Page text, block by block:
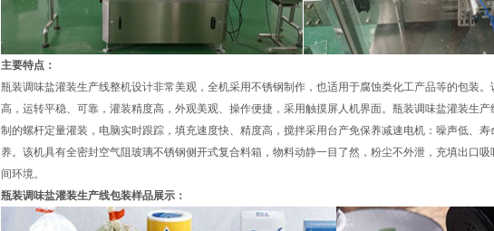
主要特点：
瓶装调味盐灌装生产线整机设计非常美观，全机采用不锈钢制作，也适用于腐蚀类化工产品等的包装。
高，运转平稳、可靠，灌装精度高，外观美观、操作便捷，采用触摸屏人机界面。瓶装调味盐灌装生
制的螺杆定量灌装，电脑实时跟踪，填充速度快、精度高，搅拌采用台产免保养减速电机：噪声低、寿
养。该机具有全密封空气阻玻璃不锈钢侧开式复合料箱，物料动静一目了然，粉尘不外泄，充填出口
间环境。
瓶装调味盐灌装生产线包装样品展示：